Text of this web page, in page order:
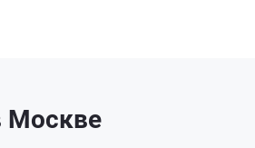
Москве